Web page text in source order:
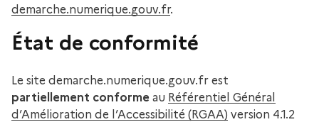
demarche.numerique.gouv.fr.
État de conformité
Le site demarche.numerique.gouv.fr est
partiellement conforme au Référentiel Général
d’Amélioration de l’Accessibilité (RGAA) version 4.1.2